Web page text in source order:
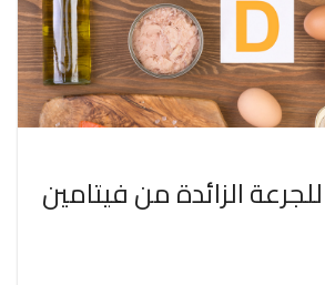
للجرعة الزائدة من فيتامين